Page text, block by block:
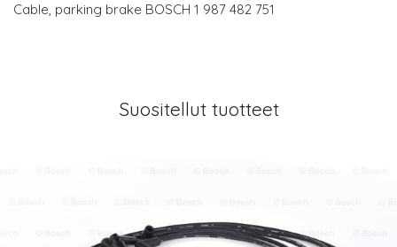
Cable, parking brake BOSCH 1 987 482 751
Suositellut tuotteet